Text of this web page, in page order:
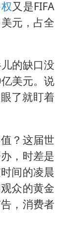
又是FIFA
元，占全
的缺口没
美元。说
了就盯着
？这届世
，时差是
间的凌晨
众的黄金
，消费者